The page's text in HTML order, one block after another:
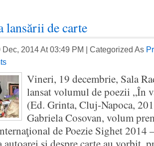
lansării de carte
Dec, 2014 At 03:49 PM | Categorized As
Vineri, 19 decembrie, Sala
lansat volumul de poezii „În
(Ed. Grinta, Cluj-Napoca,
Gabriela Cosovan, volum
de Poezie Sighet 2014